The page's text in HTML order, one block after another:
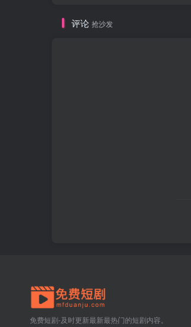
评论 抢沙发
免费短剧-及时更新最新最热门的短剧内容。